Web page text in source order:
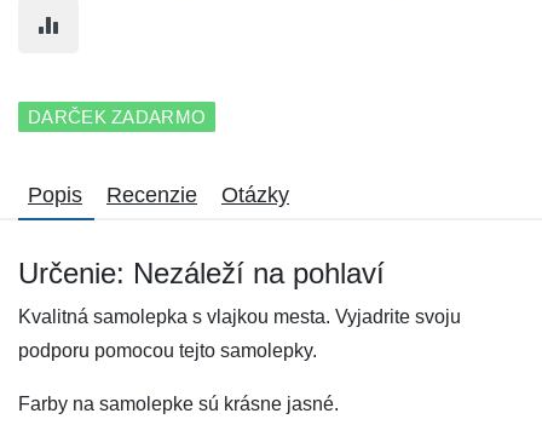
DARČEK ZADARMO
Popis Recenzie Otázky
Určenie: Nezáleží na pohlaví
Kvalitná samolepka s vlajkou mesta. Vyjadrite svoju
podporu pomocou tejto samolepky.
Farby na samolepke sú krásne jasné.